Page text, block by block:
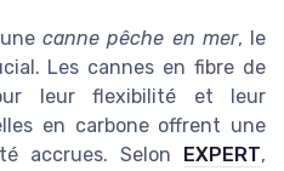
unecanne pêche en mer, le
Les cannes en fibre de
leur flexibilité et leur
en carbone offrent une
accrues. Selon
EXPERT,